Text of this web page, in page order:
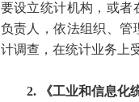
要设立统计机构，或者
负责人，依法组织、管
计调查，在统计业务上
2.
《工业和信息化